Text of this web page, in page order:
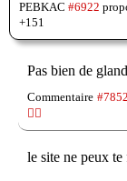
PEBKAC #6922
+151
Pas bien de
Commentaire
👎🏽
le site ne peux